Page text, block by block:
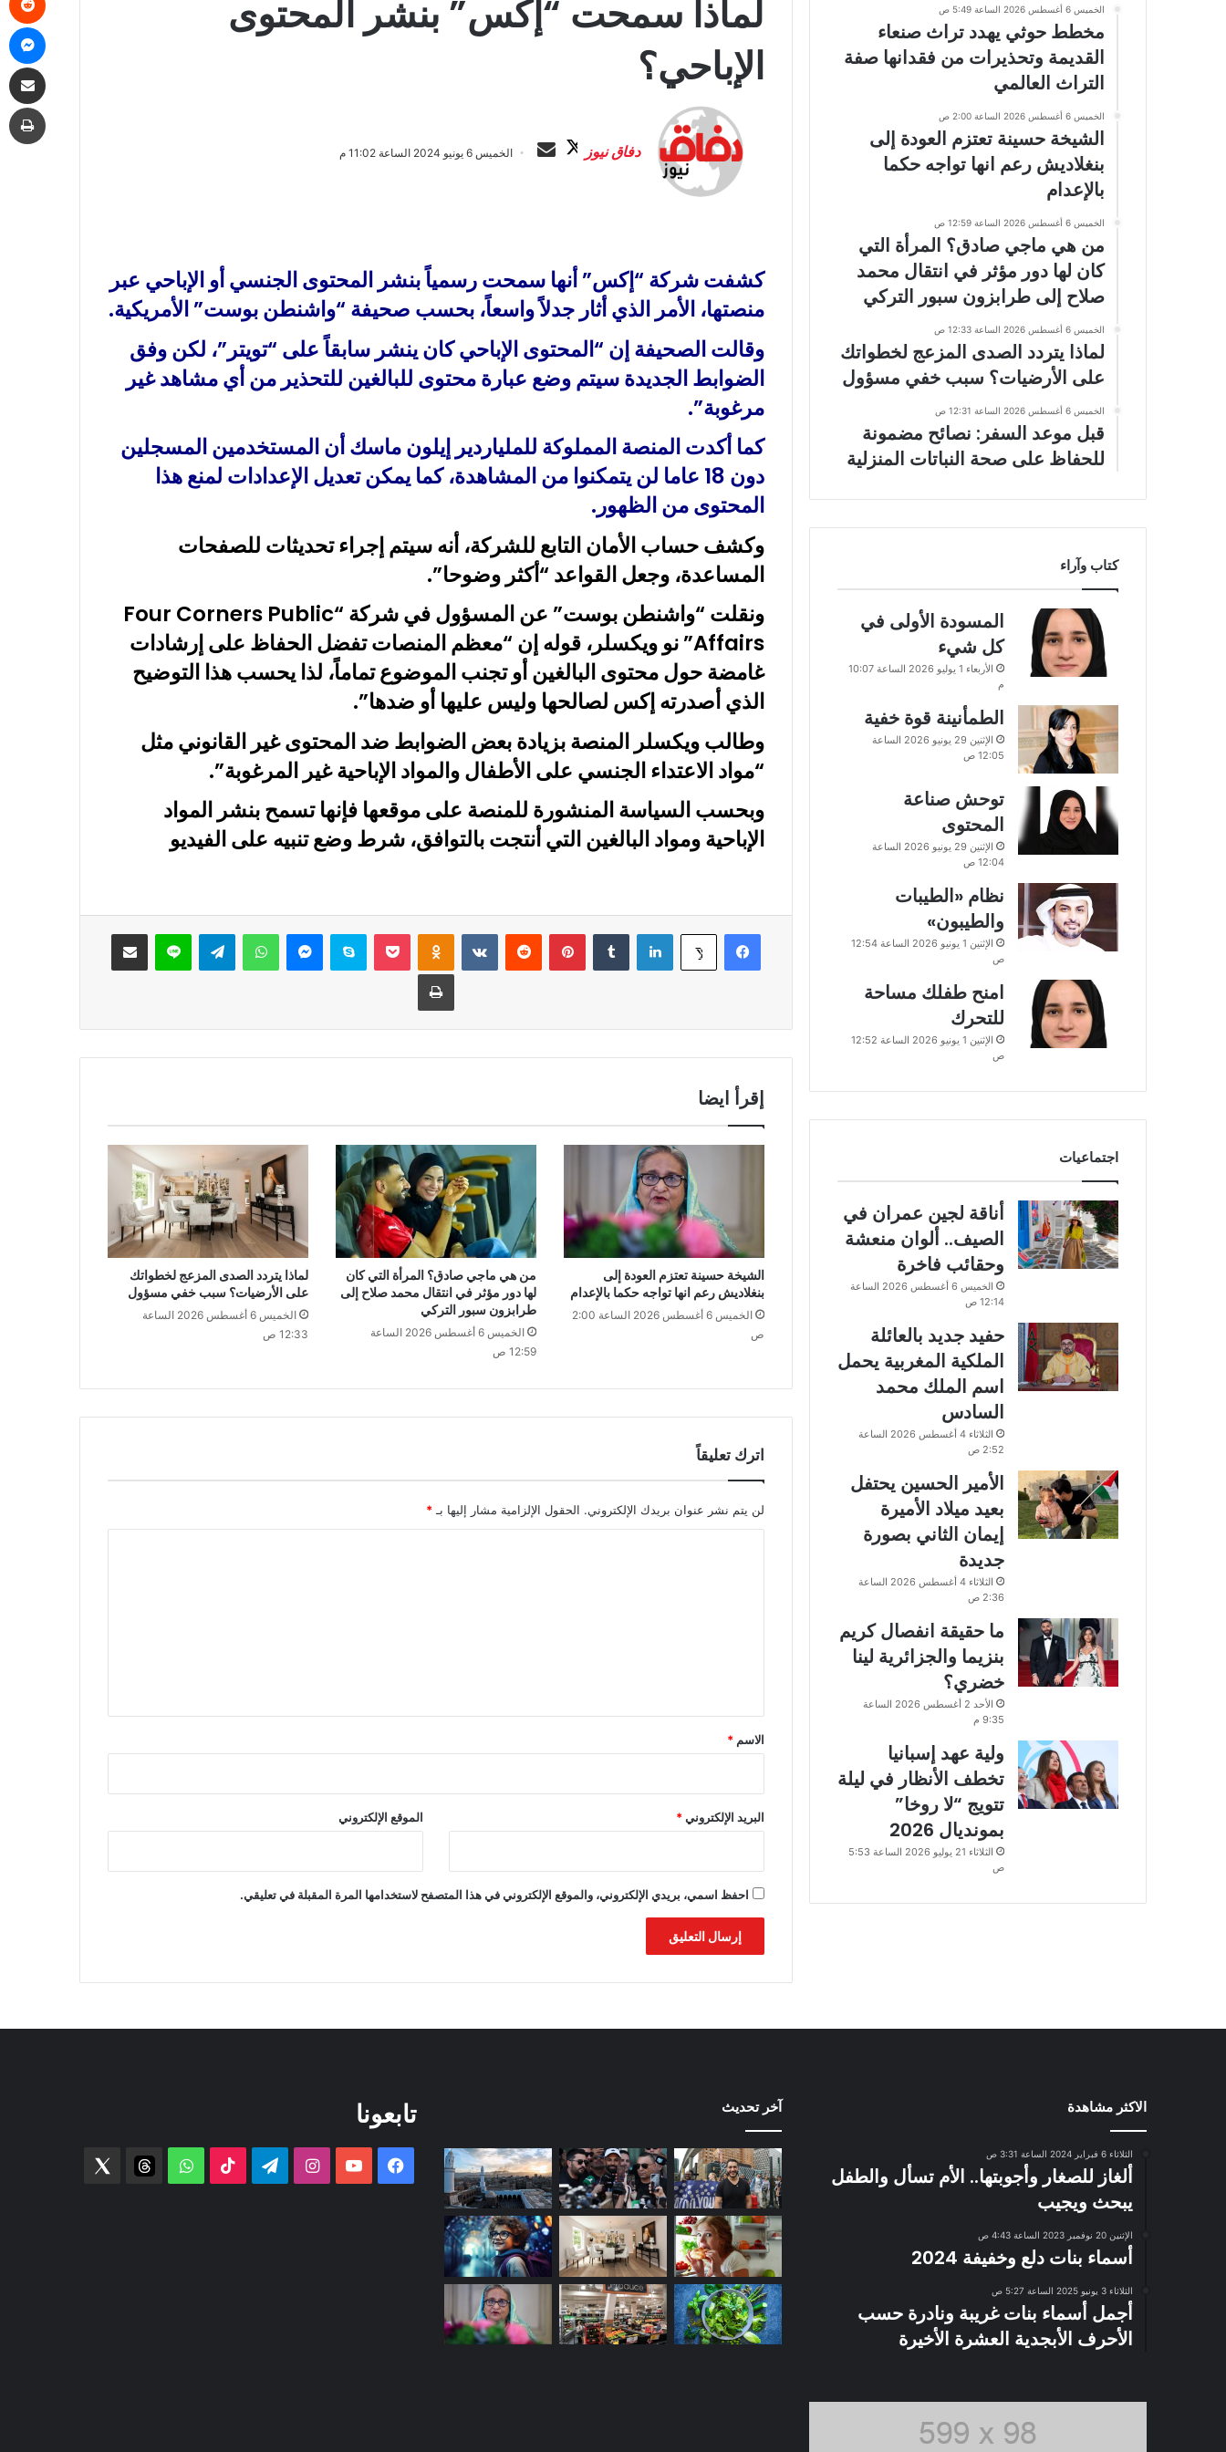
لماذا سمحت “إكس” بنشر المحتوى
الإباحي؟
دفاق نيوز
ا
ب
X
د
إ
ك
ت
ن
ي
الخميس 6 يونيو 2024 الساعة 11:02 م
كشفت شركة “إكس” أنها سمحت رسمياً بنشر المحتوى الجنسي أو الإباحي عبر
منصتها، الأمر الذي أثار جدلاً واسعاً، بحسب صحيفة “واشنطن بوست” الأمريكية.
وقالت الصحيفة إن “المحتوى الإباحي كان ينشر سابقاً على “تويتر”، لكن وفق
الضوابط الجديدة سيتم وضع عبارة محتوى للبالغين للتحذير من أي مشاهد غير
مرغوبة”.
كما أكدت المنصة المملوكة للملياردير إيلون ماسك أن المستخدمين المسجلين
دون 18 عاما لن يتمكنوا من المشاهدة، كما يمكن تعديل الإعدادات لمنع هذا
المحتوى من الظهور.
وكشف حساب الأمان التابع للشركة، أنه سيتم إجراء تحديثات للصفحات
المساعدة، وجعل القواعد “أكثر وضوحا”.
ونقلت “واشنطن بوست” عن المسؤول في شركة “Four Corners Public
Affairs” نو ويكسلر، قوله إن “معظم المنصات تفضل الحفاظ على إرشادات
غامضة حول محتوى البالغين أو تجنب الموضوع تماماً، لذا يحسب هذا التوضيح
الذي أصدرته إكس لصالحها وليس عليها أو ضدها”.
وطالب ويكسلر المنصة بزيادة بعض الضوابط ضد المحتوى غير القانوني مثل
“مواد الاعتداء الجنسي على الأطفال والمواد الإباحية غير المرغوبة”.
وبحسب السياسة المنشورة للمنصة على موقعها فإنها تسمح بنشر المواد
الإباحية ومواد البالغين التي أنتجت بالتوافق، شرط وضع تنبيه على الفيديو
فيسبوك ‫X لينكدإن بينتيريست سكايب واتساب لاين
إقرأ ايضا
الشيخة حسينة تعتزم العودة إلى
بنغلاديش رعم انها تواجه حكما بالإعدام
الخميس 6 أغسطس 2026 الساعة 2:00
ص
من هي ماجي صادق؟ المرأة التي كان
لها دور مؤثر في انتقال محمد صلاح إلى
طرابزون سبور التركي
الخميس 6 أغسطس 2026 الساعة
12:59 ص
لماذا يتردد الصدى المزعج لخطواتك
على الأرضيات؟ سبب خفي مسؤول
الخميس 6 أغسطس 2026 الساعة
12:33 ص
اترك تعليقاً
لن يتم نشر عنوان بريدك الإلكتروني. الحقول الإلزامية مشار إليها بـ *
*
الاسم *
البريد الإلكتروني* الموقع الإلكتروني
احفظ اسمي، بريدي الإلكتروني، والموقع الإلكتروني في هذا المتصفح لاستخدامها المرة المقبلة في تعليقي.
الخميس 6 أغسطس 2026 الساعة 5:49 ص
مخطط حوثي يهدد تراث صنعاء
القديمة وتحذيرات من فقدانها صفة
التراث العالمي
الخميس 6 أغسطس 2026 الساعة 2:00 ص
الشيخة حسينة تعتزم العودة إلى
بنغلاديش رعم انها تواجه حكما
بالإعدام
الخميس 6 أغسطس 2026 الساعة 12:59 ص
من هي ماجي صادق؟ المرأة التي
كان لها دور مؤثر في انتقال محمد
صلاح إلى طرابزون سبور التركي
الخميس 6 أغسطس 2026 الساعة 12:33 ص
لماذا يتردد الصدى المزعج لخطواتك
على الأرضيات؟ سبب خفي مسؤول
الخميس 6 أغسطس 2026 الساعة 12:31 ص
قبل موعد السفر: نصائح مضمونة
للحفاظ على صحة النباتات المنزلية
كتاب وآراء
المسودة الأولى في
كل شيء
الأربعاء 1 يوليو 2026 الساعة 10:07
م
الطمأنينة قوة خفية
الإثنين 29 يونيو 2026 الساعة
12:05 ص
توحش صناعة
المحتوى
الإثنين 29 يونيو 2026 الساعة
12:04 ص
نظام «الطيبات
والطيبون»
الإثنين 1 يونيو 2026 الساعة 12:54
ص
امنح طفلك مساحة
للتحرك
الإثنين 1 يونيو 2026 الساعة 12:52
ص
اجتماعيات
أناقة لجين عمران في
الصيف.. ألوان منعشة
وحقائب فاخرة
الخميس 6 أغسطس 2026 الساعة
12:14 ص
حفيد جديد بالعائلة
الملكية المغربية يحمل
اسم الملك محمد
السادس
الثلاثاء 4 أغسطس 2026 الساعة
2:52 ص
الأمير الحسين يحتفل
بعيد ميلاد الأميرة
إيمان الثاني بصورة
جديدة
الثلاثاء 4 أغسطس 2026 الساعة
2:36 ص
ما حقيقة انفصال كريم
بنزيما والجزائرية لينا
خضري؟
الأحد 2 أغسطس 2026 الساعة
9:35 م
ولية عهد إسبانيا
تخطف الأنظار في ليلة
تتويج “لا روخا”
بمونديال 2026
الثلاثاء 21 يوليو 2026 الساعة 5:53
ص
الاكثر مشاهدة
الثلاثاء 6 فبراير 2024 الساعة 3:31 ص
ألغاز للصغار وأجوبتها.. الأم تسأل والطفل
يبحث ويجيب
الإثنين 20 نوفمبر 2023 الساعة 4:43 ص
أسماء بنات دلع وخفيفة 2024
الثلاثاء 3 يونيو 2025 الساعة 5:27 ص
أجمل أسماء بنات غريبة ونادرة حسب
الأحرف الأبجدية العشرة الأخيرة
آخر تحديث تابعونا
فيسبوك‫YouTubeانستقرامتيلقرام ‫TikTok واتساب threads